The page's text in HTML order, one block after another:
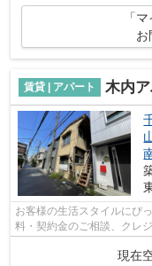
「
お
賃貸 | アパート 木内
お客様の生活スタイルにぴ
料・契約金のご相談、クレ
現在